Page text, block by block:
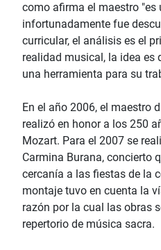
como afirma el maestro "es
infortunadamente fue
curricular, el análisis es el
realidad musical, la idea es
una herramienta para su
En el año 2006, el maestro
realizó en honor a los 250
Mozart. Para el 2007 se
Carmina Burana, concierto
cercanía a las fiestas de la
montaje tuvo en cuenta la
razón por la cual las obras
repertorio de música sacra.